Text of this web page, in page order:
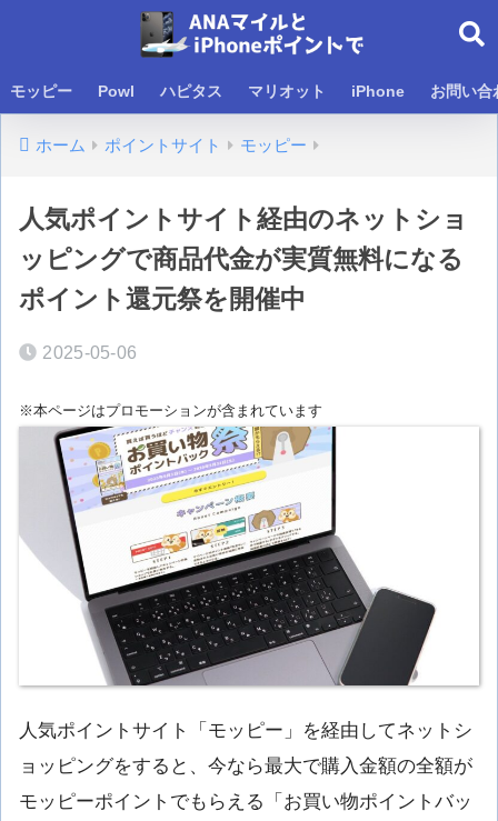
モッピー Powl ハピタス マリオット iPhone お問い合
ホーム ポイントサイト モッピー
人気ポイントサイト経由のネットショ
ッピングで商品代金が実質無料になる
ポイント還元祭を開催中
2025-05-06
※本ページはプロモーションが含まれています
人気ポイントサイト「モッピー」を経由してネットシ
ョッピングをすると、今なら最大で購入金額の全額が
モッピーポイントでもらえる「お買い物ポイントバッ